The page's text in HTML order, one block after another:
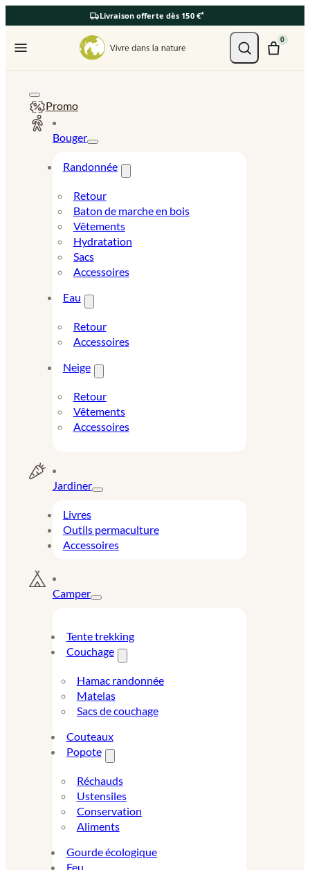
Livraison offerte dès 150 €*
Ouvrir le menu 0
Promo
Bouger
Randonnée
Retour
Baton de marche en bois
Vêtements
Hydratation
Sacs
Accessoires
Eau
Retour
Accessoires
Neige
Retour
Vêtements
Accessoires
Jardiner
Livres
Outils permaculture
Accessoires
Camper
Tente trekking
Couchage
Hamac randonnée
Matelas
Sacs de couchage
Couteaux
Popote
Réchauds
Ustensiles
Conservation
Aliments
Gourde écologique
Feu